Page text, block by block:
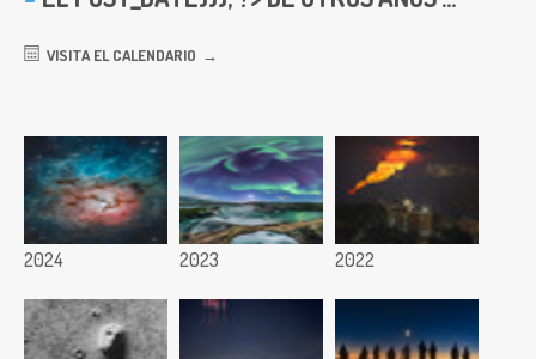
VISITA EL CALENDARIO
2024 2023 2022